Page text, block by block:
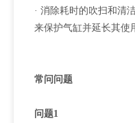
· 消除耗时的吹扫和清
来保护气缸并延长其使
常问问题
问题1